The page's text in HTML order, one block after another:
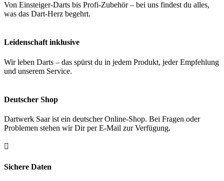
Von Einsteiger-Darts bis Profi-Zubehör – bei uns findest du alles,
was das Dart-Herz begehrt.
Leidenschaft inklusive
Wir leben Darts – das spürst du in jedem Produkt, jeder Empfehlung
und unserem Service.
Deutscher Shop
Dartwerk Saar ist ein deutscher Online-Shop. Bei Fragen oder
Problemen stehen wir Dir per E-Mail zur Verfügung.

Sichere Daten